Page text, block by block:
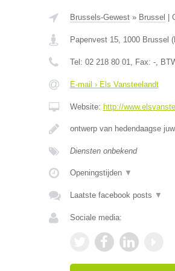
Brussels-Gewest» Brussel
Papenvest 15, 1000 Brussel (
Tel: 02 218 80 01, Fax: -,
E-mail › Els Vansteelandt
Website: http://
ontwerp van hedendaagse
Diensten onbekend
Openingstijden ▼
Laatste facebook posts ▼
Sociale media: